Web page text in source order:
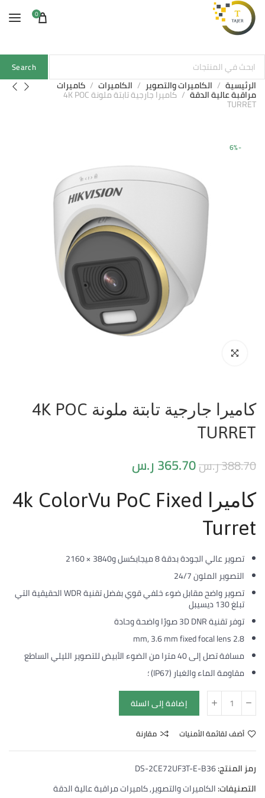
0
Search
الرئيسية الكاميرات والتصوير الكاميرات كاميرات
مراقبة عالية الدقة كاميرا جارجية تابتة ملونة 4K POC
TURRET
-6%
كاميرا جارجية تابتة ملونة 4K POC
TURRET
388.70ر.س365.70ر.س
كاميرا 4k ColorVu PoC Fixed
Turret
تصوير عالي الجودة بدقة 8 ميجابكسل و3840 × 2160
التصوير الملون 24/7
تصوير واضح مقابل ضوء خلفي قوي بفضل تقنية WDR الحقيقية التي
تبلغ 130 ديسيبل
توفر تقنية 3D DNR صورًا واضحة وحادة
2.8 mm, 3.6 mm fixed focal lens
مسافة تصل إلى 40 مترا من الضوء الأبيض للتصوير الليلي الساطع
مقاومة الماء والغبار (IP67) ؛
إضافة إلى السلة
أضف لقائمة الأمنيات مقارنة
رمز المنتج:DS-2CE72UF3T-E-B36
التصنيفات:الكاميرات والتصوير,كاميرات مراقبة عالية الدقة